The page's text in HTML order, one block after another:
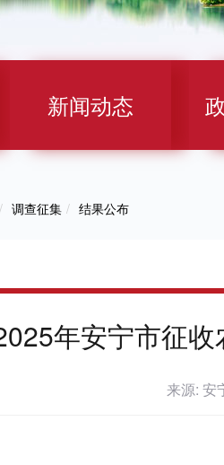
新闻动态
/ 调查征集 / 结果公布
年安宁市征
来源: 安